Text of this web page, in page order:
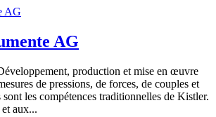
AG
production et mise en œuvre
de pressions, de forces, de couples et
sont les compétences traditionnelles de Kistler.
aux...